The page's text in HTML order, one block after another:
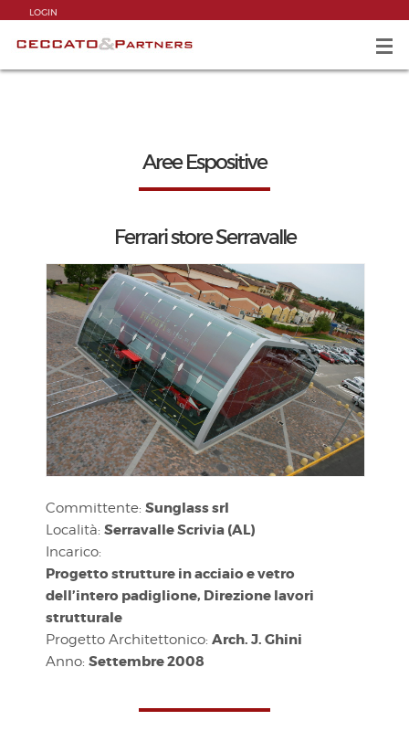
LOGIN
Aree Espositive
Ferrari store Serravalle
Committente: Sunglass srl
Località: Serravalle Scrivia (AL)
Incarico:
Progetto strutture in acciaio e vetro
dell’intero padiglione, Direzione lavori
strutturale
Progetto Architettonico: Arch. J. Ghini
Anno: Settembre 2008